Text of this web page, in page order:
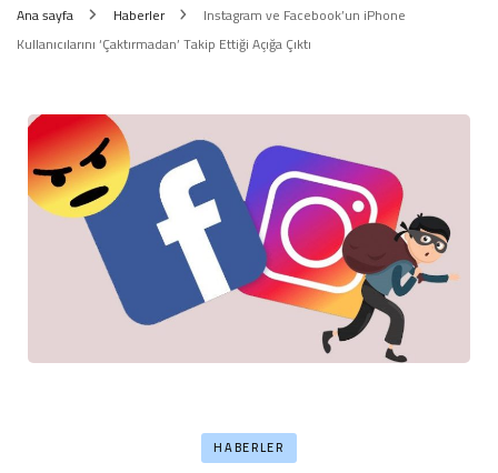
Ana sayfa Haberler
Instagram ve Facebook’un iPhone
Kullanıcılarını ‘Çaktırmadan’ Takip Ettiği Açığa Çıktı
HABERLER